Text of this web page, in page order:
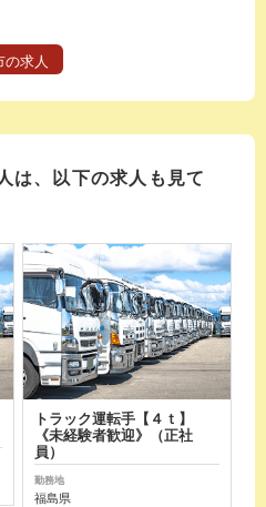
の求人
は、以下の求人も見て
トラック運転手【４ｔ】
《未経験者歓迎》（正社
員）
勤務地
福島県